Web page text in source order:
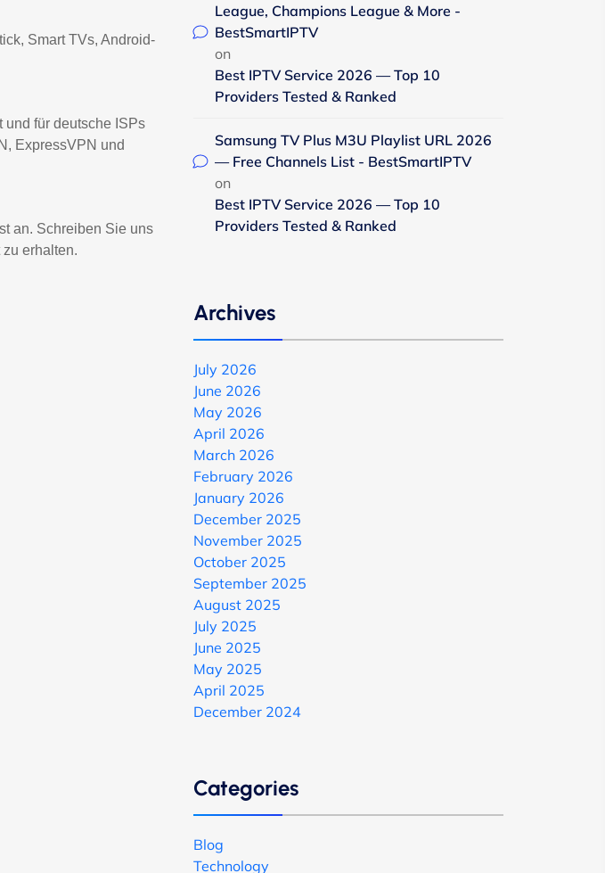
Smart TVs, Android-
und für deutsche ISPs
ExpressVPN und
an. Schreiben Sie uns
erhalten.
League, Champions League & More -
BestSmartIPTV
on
Best IPTV Service 2026 — Top 10
Providers Tested & Ranked
Samsung TV Plus M3U Playlist URL 2026
— Free Channels List - BestSmartIPTV
on
Best IPTV Service 2026 — Top 10
Providers Tested & Ranked
Archives
July 2026
June 2026
May 2026
April 2026
March 2026
February 2026
January 2026
December 2025
November 2025
October 2025
September 2025
August 2025
July 2025
June 2025
May 2025
April 2025
December 2024
Categories
Blog
Technology